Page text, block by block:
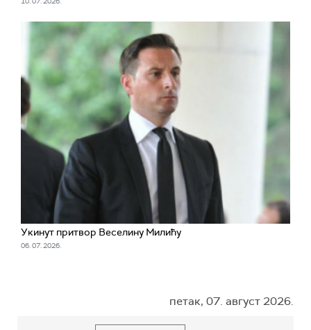
Укинут притвор Веселину Милићу
06. 07. 2026.
петак, 07. август 2026.